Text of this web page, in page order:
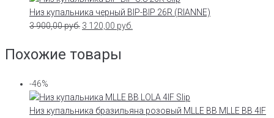
Низ купальника черный BIP-BIP 26R (RIANNE)
3 900,00руб. 3 120,00 руб.
Похожие товары
-46%
Низ купальника бразильяна розовый MLLE BB MLLE BB 4IF